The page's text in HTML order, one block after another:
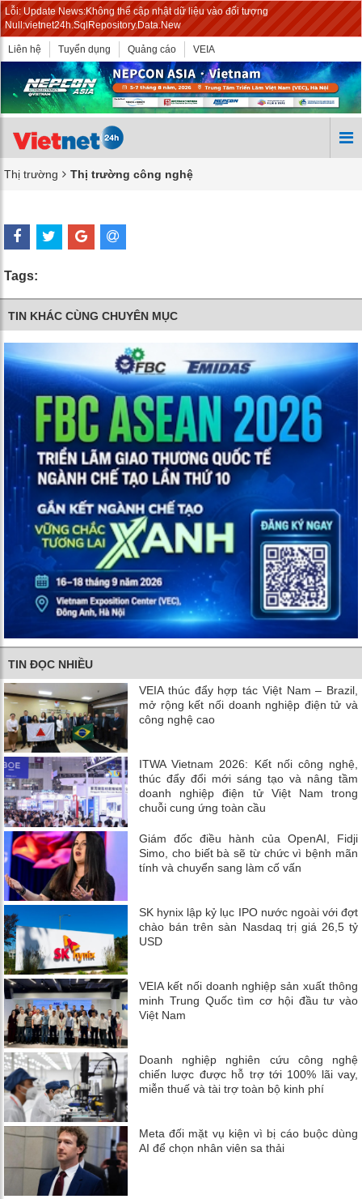
Lỗi: Update News:Không thể cập nhật dữ liệu vào đối tượng
Null:vietnet24h.SqlRepository.Data.New
Liên hệ Tuyển dụng Quảng cáo VEIA
Thị trường Thị trường công nghệ
Tags:
TIN KHÁC CÙNG CHUYÊN MỤC
TIN ĐỌC NHIỀU
VEIA thúc đẩy hợp tác Việt Nam – Brazil,
mở rộng kết nối doanh nghiệp điện tử và
công nghệ cao
ITWA Vietnam 2026: Kết nối công nghệ,
thúc đẩy đổi mới sáng tạo và nâng tầm
doanh nghiệp điện tử Việt Nam trong
chuỗi cung ứng toàn cầu
Giám đốc điều hành của OpenAI, Fidji
Simo, cho biết bà sẽ từ chức vì bệnh mãn
tính và chuyển sang làm cố vấn
SK hynix lập kỷ lục IPO nước ngoài với đợt
chào bán trên sàn Nasdaq trị giá 26,5 tỷ
USD
VEIA kết nối doanh nghiệp sản xuất thông
minh Trung Quốc tìm cơ hội đầu tư vào
Việt Nam
Doanh nghiệp nghiên cứu công nghệ
chiến lược được hỗ trợ tới 100% lãi vay,
miễn thuế và tài trợ toàn bộ kinh phí
Meta đối mặt vụ kiện vì bị cáo buộc dùng
AI để chọn nhân viên sa thải